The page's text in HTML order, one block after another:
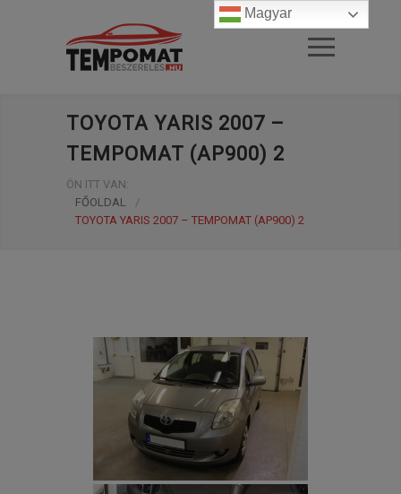
TOYOTA YARIS 2007 –
TEMPOMAT (AP900) 2
ÖN ITT VAN:
FŐOLDAL
/
TOYOTA YARIS 2007 – TEMPOMAT (AP900) 2
Magyar